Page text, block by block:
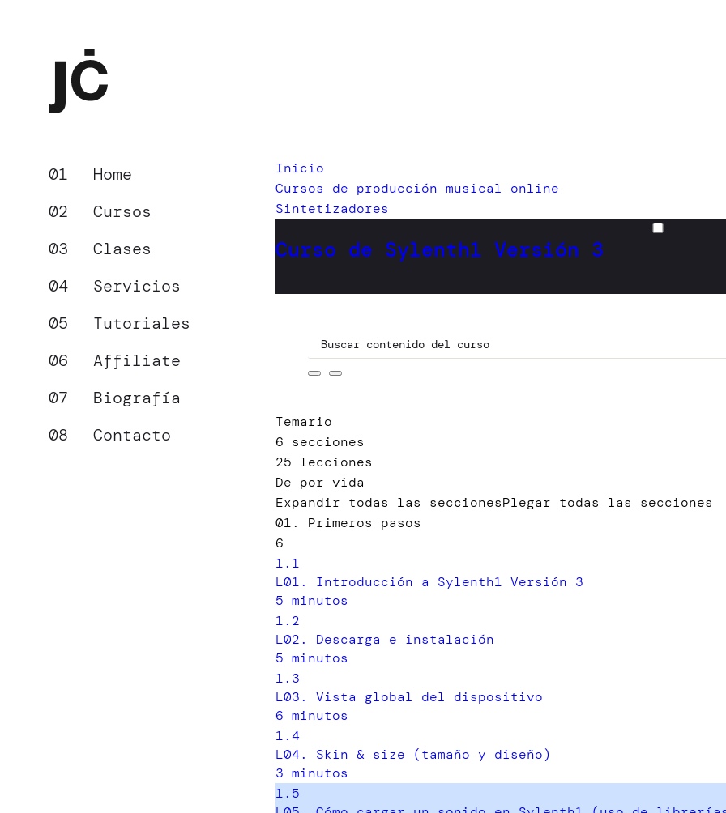
Home
Cursos
Clases
Servicios
Tutoriales
Affiliate
Biografía
Contacto
Inicio
Cursos de producción musical online
Sintetizadores
Curso de Sylenth1 Versión 3
Temario
6 secciones
25 lecciones
De por vida
Expandir todas las seccionesPlegar todas las secciones
01. Primeros pasos
6
1.1
L01. Introducción a Sylenth1 Versión 3
5 minutos
1.2
L02. Descarga e instalación
5 minutos
1.3
L03. Vista global del dispositivo
6 minutos
1.4
L04. Skin & size (tamaño y diseño)
3 minutos
1.5